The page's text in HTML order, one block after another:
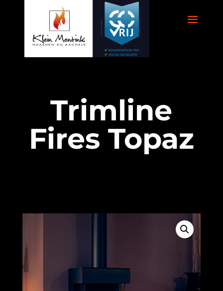
Trimline
Fires Topaz